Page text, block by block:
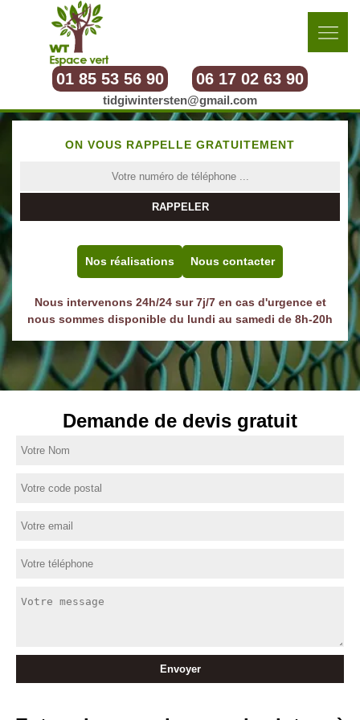
01 85 53 56 90 06 17 02 63 90
tidgiwintersten@gmail.com
ON VOUS RAPPELLE GRATUITEMENT
Nos réalisations Nous contacter
Nous intervenons 24h/24 sur 7j/7 en cas d'urgence et
nous sommes disponible du lundi au samedi de 8h-20h
Demande de devis gratuit